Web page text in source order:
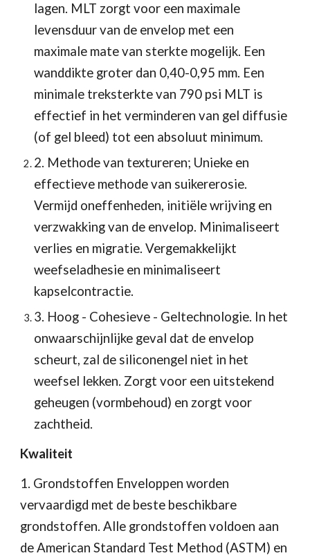
lagen. MLT zorgt voor een maximale
levensduur van de envelop met een
maximale mate van sterkte mogelijk. Een
wanddikte groter dan 0,40-0,95 mm. Een
minimale treksterkte van 790 psi MLT is
effectief in het verminderen van gel diffusie
(of gel bleed) tot een absoluut minimum.
2. Methode van textureren; Unieke en
effectieve methode van suikererosie.
Vermijd oneffenheden, initiële wrijving en
verzwakking van de envelop. Minimaliseert
verlies en migratie. Vergemakkelijkt
weefseladhesie en minimaliseert
kapselcontractie.
3. Hoog - Cohesieve - Geltechnologie. In het
onwaarschijnlijke geval dat de envelop
scheurt, zal de siliconengel niet in het
weefsel lekken. Zorgt voor een uitstekend
geheugen (vormbehoud) en zorgt voor
zachtheid.
Kwaliteit
1. Grondstoffen Enveloppen worden
vervaardigd met de beste beschikbare
grondstoffen. Alle grondstoffen voldoen aan
de American Standard Test Method (ASTM) en